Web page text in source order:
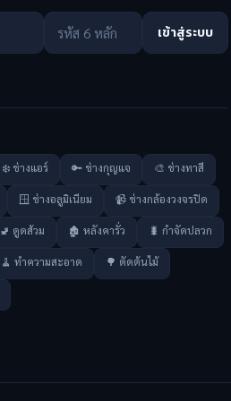
เข้าสู่ระบบ
❄️ ช่างแอร์ 🔑 ช่างกุญแจ 🎨 ช่างทาสี
🪟 ช่างอลูมิเนียม 📹 ช่างกล้องวงจรปิด
🚽 ดูดส้วม 🏚️ หลังคารั่ว 🐛 กำจัดปลวก
🧹 ทำความสะอาด 🌳 ตัดต้นไม้